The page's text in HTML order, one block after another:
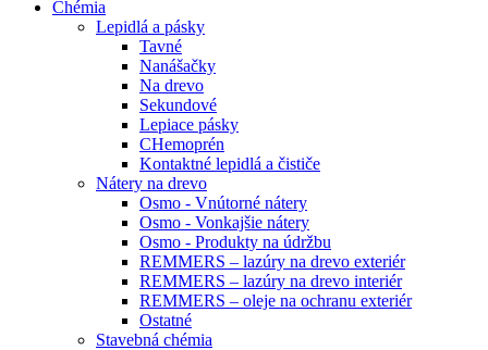
Chémia
Lepidlá a pásky
Tavné
Nanášačky
Na drevo
Sekundové
Lepiace pásky
CHemoprén
Kontaktné lepidlá a čističe
Nátery na drevo
Osmo - Vnútorné nátery
Osmo - Vonkajšie nátery
Osmo - Produkty na údržbu
REMMERS – lazúry na drevo exteriér
REMMERS – lazúry na drevo interiér
REMMERS – oleje na ochranu exteriér
Ostatné
Stavebná chémia